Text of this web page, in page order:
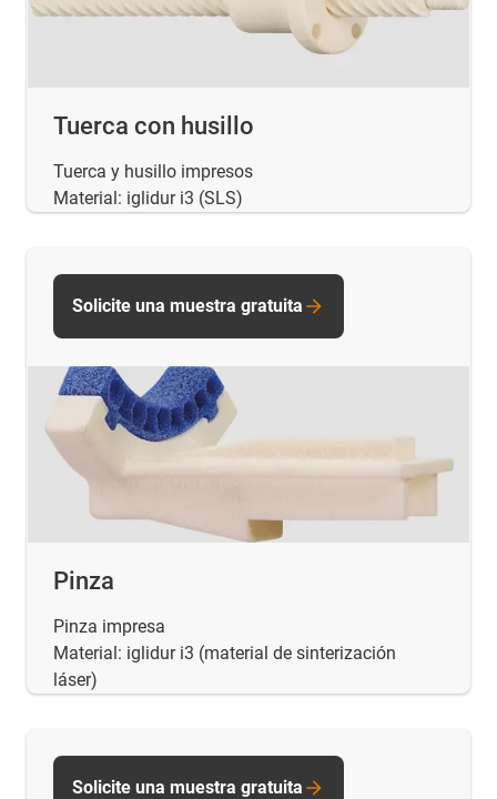
Tuerca con husillo
Tuerca y husillo impresos
Material: iglidur i3 (SLS)
Pinza
Pinza impresa
Material: iglidur i3 (material de sinterización
láser)
Solicite una muestra gratuita
Solicite una muestra gratuita